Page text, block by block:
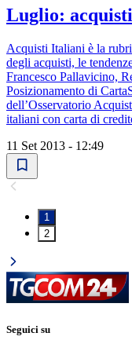
Luglio:
Acquisti Italiani è la
degli acquisti, le
Francesco Pallavicino,
Posizionamento di
dell’Osservatorio
italiani con carta di
11 Set 2013 - 12:49
1
2
Seguici su